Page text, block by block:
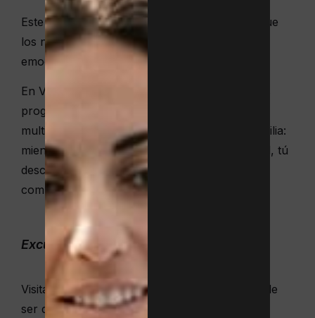
Este entorno acuático también contribuye a que
los niños se sientan mejor tanto mental como
emocionalmente.
En Vall Parc integramos la piscina en todos los
programas de verano (de pádel, de tenis o
multiesport). También pueden disfrutar en familia:
mientras los chicos juegan en la piscina infantil, tú
desconectas en la grande. ¡Conócenos sin
compromiso!
Excursiones a parques de aventura
Visitar los parques de aventura en familia puede
ser de las mejores actividades con niños en